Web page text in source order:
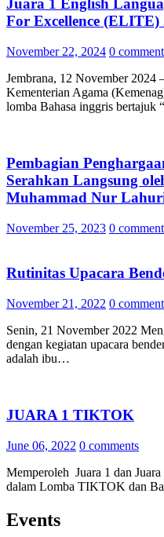
Juara 1 English
For Excellence (ELITE)
November 22, 2024 0
Jembrana, 12 November 2024
Kementerian Agama
lomba Bahasa inggris
Pembagian
Serahkan Langsung
Muhammad Nur
November 25, 2023 0
Rutinitas Upacara
November 21, 2022 0
Senin, 21 November 2022
dengan kegiatan upacara
adalah ibu…
JUARA 1 TIKTOK
June 06, 2022 0 comments
Memperoleh Juara 1 dan
dalam Lomba TIKTOK dan
Events